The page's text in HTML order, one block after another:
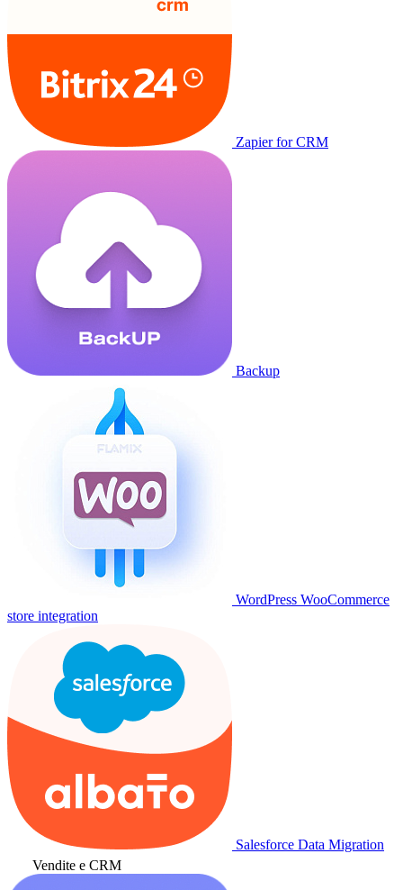
Zapier for CRM
Backup
WordPress WooCommerce
store integration
Salesforce Data Migration
Vendite e CRM